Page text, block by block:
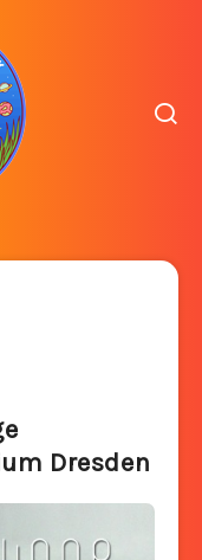
Dresden